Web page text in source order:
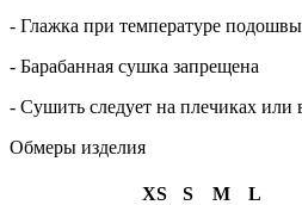
- Глажка при температуре
- Барабанная сушка запрещена
- Сушить следует на плечиках или
Обмеры изделия
XS S M
L